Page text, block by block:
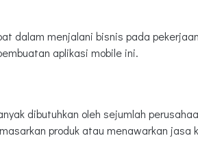
dalam menjalani bisnis pada
aplikasi mobile ini.
dibutuhkan oleh sejumlah
produk atau menawarkan jasa